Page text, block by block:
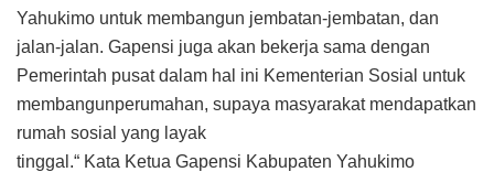
Yahukimo untuk membangun jembatan-jembatan, dan
jalan-jalan. Gapensi juga akan bekerja sama dengan
Pemerintah pusat dalam hal ini Kementerian Sosial untuk
membangunperumahan, supaya masyarakat mendapatkan
rumah sosial yang layak
tinggal.“ Kata Ketua Gapensi Kabupaten Yahukimo